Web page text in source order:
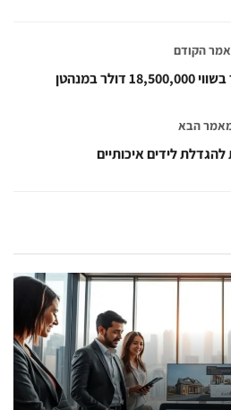
הקודם
במנהטן
הבא
להגדלת לידים איכותיים